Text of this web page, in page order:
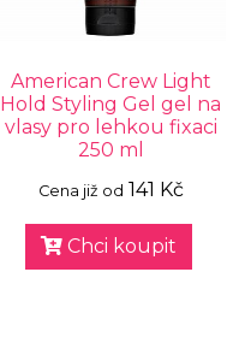
American Crew Light
Hold Styling Gel gel na
vlasy pro lehkou fixaci
250 ml
Cena již od 141 Kč
Chci koupit